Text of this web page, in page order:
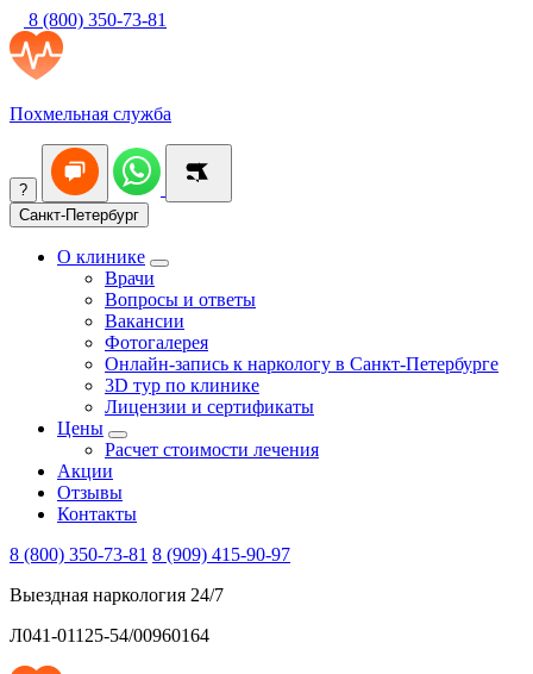
8 (800) 350-73-81
Похмельная служба
?
Санкт-Петербург
О клинике
Врачи
Вопросы и ответы
Вакансии
Фотогалерея
Онлайн-запись к наркологу в Санкт-Петербурге
3D тур по клинике
Лицензии и сертификаты
Цены
Расчет стоимости лечения
Акции
Отзывы
Контакты
8 (800) 350-73-81 8 (909) 415-90-97
Выездная наркология 24/7
Л041-01125-54/00960164